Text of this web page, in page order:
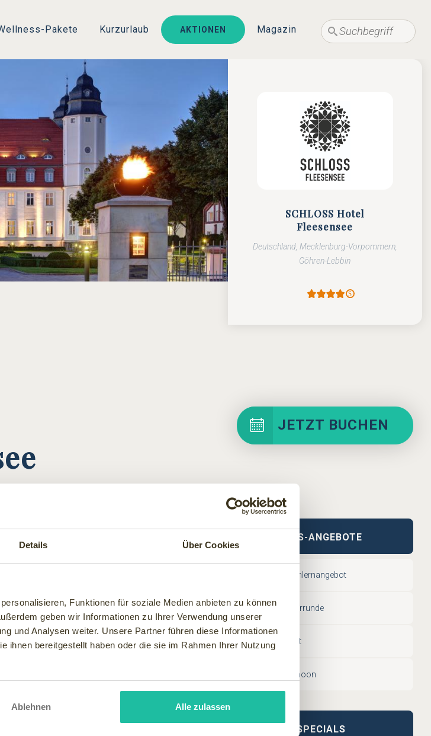
Details Über Cookies
Funktionen für soziale Medien anbieten zu können
geben wir Informationen zu Ihrer Verwendung unserer
und Analysen weiter. Unsere Partner führen diese Informationen
ihnen bereitgestellt haben oder die sie im Rahmen Ihrer Nutzung
Ablehnen Alle zulassen
Pakete Kurzurlaub AKTIONEN Magazin
Suche
Suche
SCHLOSS Hotel
Fleesensee
Deutschland, Mecklenburg-Vorpommern,
Göhren-Lebbin
in einer exklusiven Umgebung
ein.
dem starken Willen, Großartiges zu leisten und
der sich die Gäste kaum entziehen
JETZT BUCHEN
WELLNESS-ANGEBOTE
Kennenlernangebot
Männerrunde
Ich-Zeit
Babymoon
THEMEN SPECIALS